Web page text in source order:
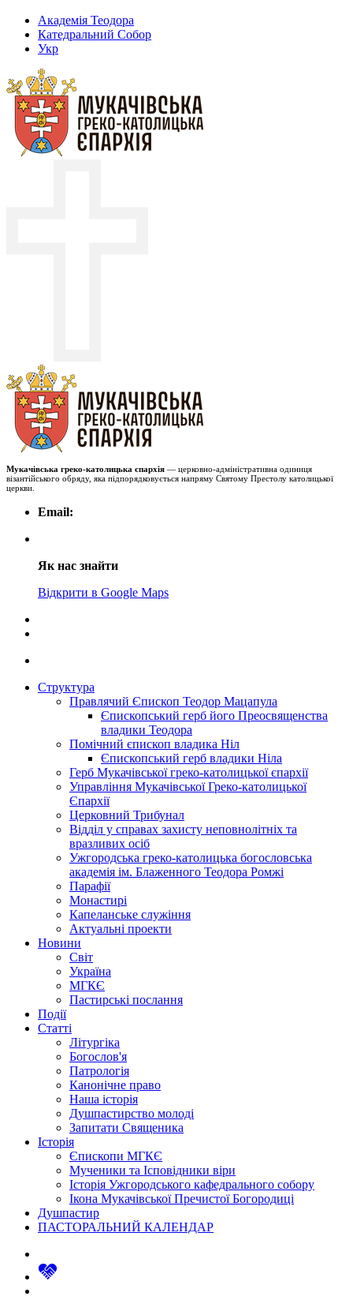
Академія Теодора
Катедральний Собор
Укр
Мукачівська греко-католицька єпархія — церковно-адміністративна одиниця
візантійського обряду, яка підпорядковується напряму Святому Престолу католицької
церкви.
Email:
Як нас знайти
Відкрити в Google Maps
Структура
Правлячий Єпископ Теодор Мацапула
Єпископський герб його Преосвященства
владики Теодора
Помічний єпископ владика Ніл
Єпископський герб владики Ніла
Герб Мукачівської греко-католицької єпархії
Управління Мукачівської Греко-католицької
Єпархії
Церковний Трибунал
Відділ у справах захисту неповнолітніх та
вразливих осіб
Ужгородська греко-католицька богословська
академія ім. Блаженного Теодора Ромжі
Парафії
Монастирі
Капеланське служіння
Актуальні проекти
Новини
Світ
Україна
МГКЄ
Пастирські послання
Події
Статті
Літургіка
Богослов'я
Патрологія
Канонічне право
Наша історія
Душпастирство молоді
Запитати Священика
Історія
Єпископи МГКЄ
Мученики та Ісповідники віри
Історія Ужгородського кафедрального собору
Ікона Мукачівської Пречистої Богородиці
Душпастир
ПАСТОРАЛЬНИЙ КАЛЕНДАР